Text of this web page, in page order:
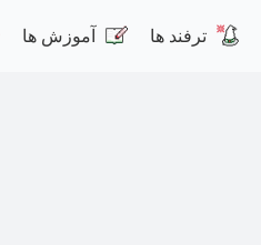
ترفند ها آموزش ها